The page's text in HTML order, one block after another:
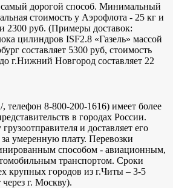
дорогой способ. Минимальный
стоимость у Аэрофлота - 25 кг и
2300 руб. (Примеры доставок:
цилиндров ISF2.8 «Газель» массой
составляет 5300 руб, стоимость
г.Нижний Новгород составляет 22
телефон 8-800-200-1616) имеет более
в городах России.
и доставляет его
умеренную плату. Перевозки
способом - авиационным,
транспортом. Сроки
крупных городов из г.Читы – 3-5
г. Москву).